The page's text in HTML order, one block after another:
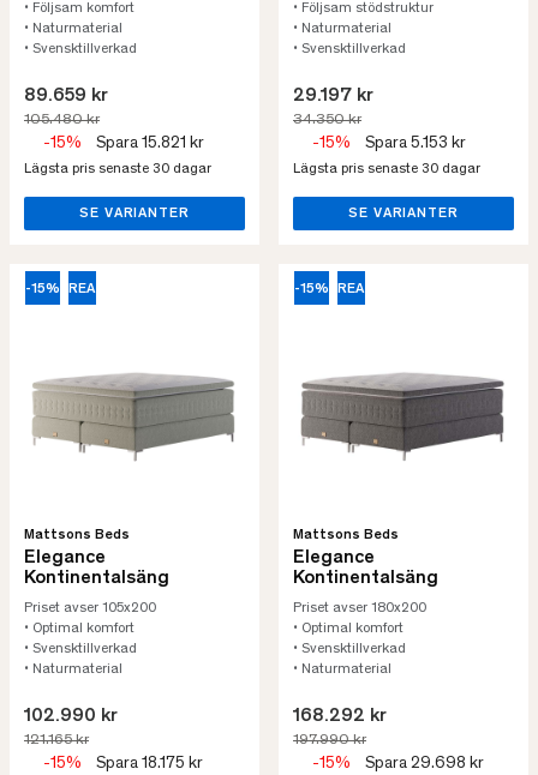
• Följsam komfort
• Naturmaterial
• Svensktillverkad
89.659 kr
105.480 kr
-15% Spara 15.821 kr
Lägsta pris senaste 30 dagar
SE VARIANTER
• Följsam stödstruktur
• Naturmaterial
• Svensktillverkad
29.197 kr
34.350 kr
-15% Spara 5.153 kr
Lägsta pris senaste 30 dagar
SE VARIANTER
-15% REA
Mattsons Beds
Elegance
Kontinentalsäng
Priset avser 105x200
• Optimal komfort
• Svensktillverkad
• Naturmaterial
102.990 kr
121.165 kr
-15% Spara 18.175 kr
-15% REA
Mattsons Beds
Elegance
Kontinentalsäng
Priset avser 180x200
• Optimal komfort
• Svensktillverkad
• Naturmaterial
168.292 kr
197.990 kr
-15% Spara 29.698 kr